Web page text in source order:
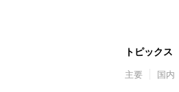
トピックス
主要 国内